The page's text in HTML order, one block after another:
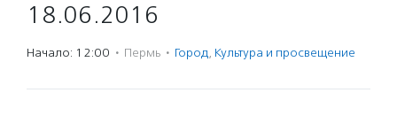
18.06.2016
Начало: 12:00 · Пермь · Город, Культура и просвещение